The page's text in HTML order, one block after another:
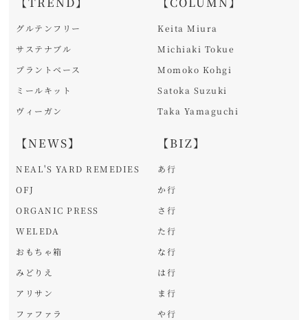
グルテンフリー
サステナブル
プラントベース
ミールキット
ヴィーガン
【NEWS】
NEAL'S YARD REMEDIES
OFJ
ORGANIC PRESS
WELEDA
おもちゃ箱
みどりえ
アリサン
ファファラ
Keita Miura
Michiaki Tokue
Momoko Kohgi
Satoka Suzuki
Taka Yamaguchi
【BIZ】
あ行
か行
さ行
た行
な行
は行
ま行
や行